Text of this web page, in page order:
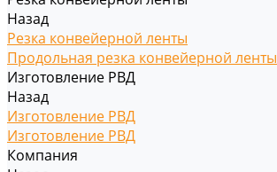
Назад
Резка конвейерной ленты
Продольная резка конвейерной ленты
Изготовление РВД
Назад
Изготовление РВД
Изготовление РВД
Компания